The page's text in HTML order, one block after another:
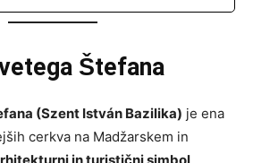
Štefana
(Szent István Bazilika) je ena
cerkva na Madžarskem in